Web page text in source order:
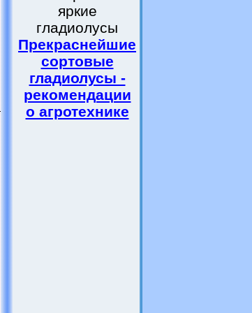
яркие
гладиолусы
Прекраснейшие
сортовые
гладиолусы -
рекомендации
о агротехнике